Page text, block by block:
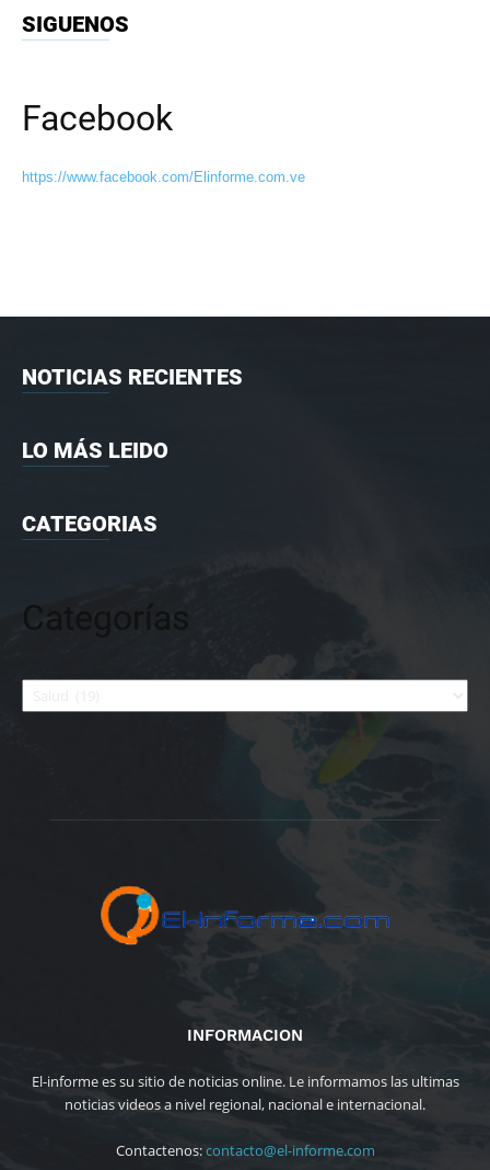
SIGUENOS
Facebook
https://www.facebook.com/Elinforme.com.ve
NOTICIAS RECIENTES
LO MÁS LEIDO
CATEGORIAS
Categorías
Categorías
INFORMACION
El-informe es su sitio de noticias online. Le informamos las ultimas
noticias videos a nivel regional, nacional e internacional.
Contactenos:contacto@el-informe.com